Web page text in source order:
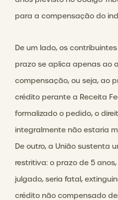
para a compensação do
De um lado, os
prazo se aplica apenas ao
compensação, ou seja, ao
crédito perante a Receita
formalizado o pedido, o
integralmente não estaria
De outro, a União sustenta
restritiva: o prazo de 5
julgado, seria fatal,
crédito não compensado